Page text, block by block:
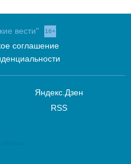
вести" 16+
соглашение
Яндекс.Дзен
RSS